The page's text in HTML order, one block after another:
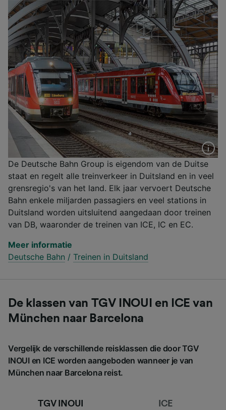
De Deutsche Bahn Group is eigendom van de Duitse
staat en regelt alle treinverkeer in Duitsland en in veel
grensregio's van het land. Elk jaar vervoert Deutsche
Bahn enkele miljarden passagiers en veel stations in
Duitsland worden uitsluitend aangedaan door treinen
van DB, waaronder de treinen van ICE, IC en EC.
Meer informatie
Deutsche Bahn / Treinen in Duitsland
De klassen van TGV INOUI en ICE van
München naar Barcelona
Vergelijk de verschillende reisklassen die door TGV
INOUI en ICE worden aangeboden wanneer je van
München naar Barcelona reist.
TGV INOUI ICE